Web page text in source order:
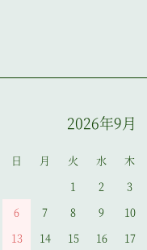
2026年9月
日 月 火 水 木
1
2 3
6
7 8 9 10
13
14 15 16 17